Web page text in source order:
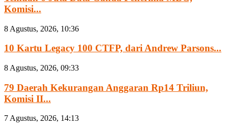
Komisi...
8 Agustus, 2026, 10:36
10 Kartu Legacy 100 CTFP, dari Andrew Parsons...
8 Agustus, 2026, 09:33
79 Daerah Kekurangan Anggaran Rp14 Triliun,
Komisi II...
7 Agustus, 2026, 14:13